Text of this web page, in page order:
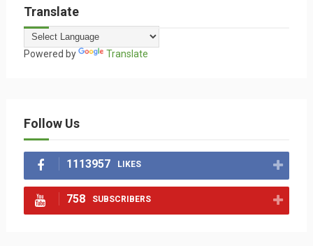
Translate
Powered by Translate
Follow Us
1113957 LIKES
758 SUBSCRIBERS